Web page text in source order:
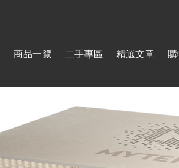
商品一覽 二手專區 精選文章 購